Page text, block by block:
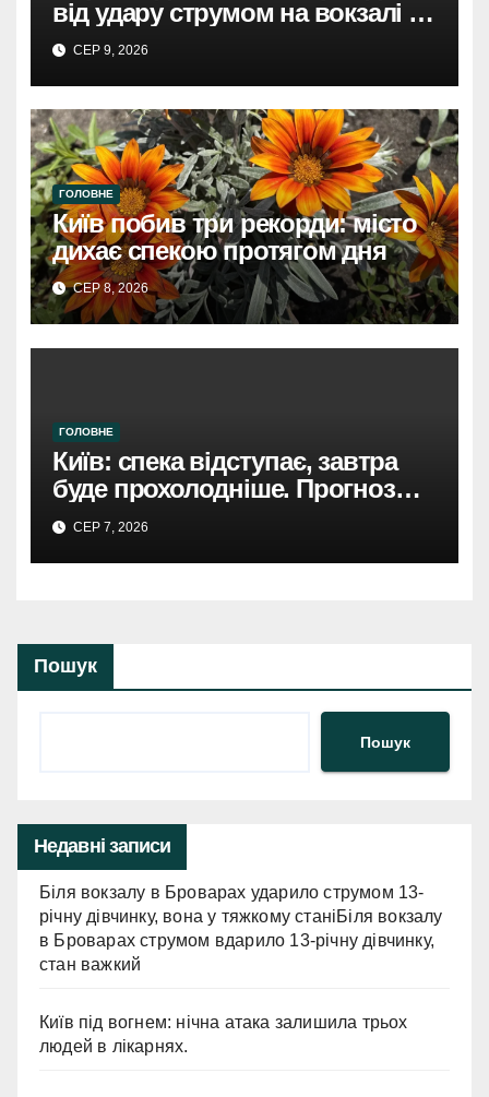
від удару струмом на вокзалі в
Броварах.
СЕР 9, 2026
ГОЛОВНЕ
Київ побив три рекорди: місто
дихає спекою протягом дня
СЕР 8, 2026
ГОЛОВНЕ
Київ: спека відступає, завтра
буде прохолодніше. Прогноз
погоди
СЕР 7, 2026
Пошук
Пошук
Недавні записи
Біля вокзалу в Броварах ударило струмом 13-
річну дівчинку, вона у тяжкому станіБіля вокзалу
в Броварах струмом вдарило 13-річну дівчинку,
стан важкий
Київ під вогнем: нічна атака залишила трьох
людей в лікарнях.